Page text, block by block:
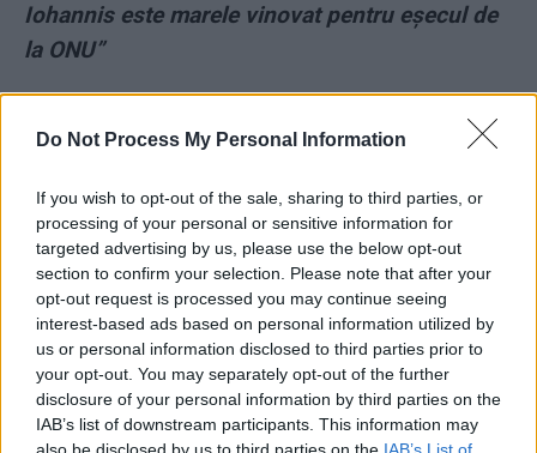
Do Not Process My Personal Information
If you wish to opt-out of the sale, sharing to third parties, or
processing of your personal or sensitive information for
targeted advertising by us, please use the below opt-out
section to confirm your selection. Please note that after your
opt-out request is processed you may continue seeing
interest-based ads based on personal information utilized by
us or personal information disclosed to third parties prior to
your opt-out. You may separately opt-out of the further
disclosure of your personal information by third parties on the
IAB’s list of downstream participants. This information may
also be disclosed by us to third parties on the IAB’s List of
Iohannis este marele vinovat pentru eșecul de
la ONU”
Bogdan Chirieac, sugativa nesătulă. A luat
bani și de la Rovana Plumb. Un anti-european e
*DOCUMENT. Meleșcanu a găsit vinovații
pentru batjocura de la votul din Diaspora:
Iohannis, autocarele și internetul!
*Propaganda rusă mizează pe prezidențiabilul
Dan Puric – „un suflet cald, român până la